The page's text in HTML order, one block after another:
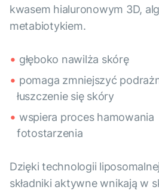
kwasem hialuronowym 3D,
metabiotykiem.
głęboko nawilża skórę
pomaga zmniejszyć
łuszczenie się skóry
wspiera proces hamowania
fotostarzenia
Dzięki technologii liposomalnej
składniki aktywne wnikają w